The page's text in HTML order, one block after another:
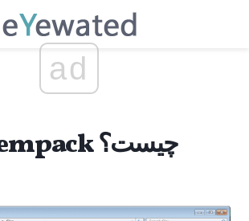
ad
یک فایل Tempack چیست؟